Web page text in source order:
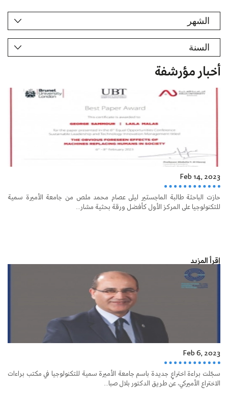
أخبار مؤرشفة
Feb 14, 2023
حازت الباحثة طالبة الماجستير ليلى عصام محمد ملص من جامعة الأميرة سمية
للتكنولوجيا على المركز الأول كأفضل ورقة بحثية مشار...
إقرأ المزيد
Feb 6, 2023
سجّلت براءة اختراعٍ جديدة باسم جامعة الأميرة سمية للتكنولوجيا في مكتب براءات
الاختراع الأميركي، عن طريق الدكتور بلال صبا...